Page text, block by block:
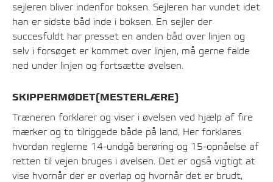
sejleren bliver indenfor boksen. Sejleren har vundet idet
han er sidste båd inde i boksen. En sejler der
succesfuldt har presset en anden båd over linjen og
selv i forsøget er kommet over linjen, må gerne falde
ned under linjen og fortsætte øvelsen.
SKIPPERMØDET(MESTERLÆRE)
Træneren forklarer og viser i øvelsen ved hjælp af fire
mærker og to tilriggede både på land, Her forklares
hvordan reglerne 14-undgå berøring og 15-opnåelse af
retten til vejen bruges i øvelsen. Det er også vigtigt at
vise hvornår der er overlap og hvornår det er brudt,